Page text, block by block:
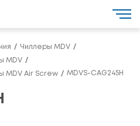
Чиллеры MDV
MDV
MDV Air Screw MDVS-CAG245H